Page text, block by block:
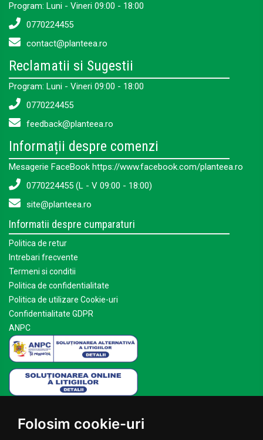
Folosim cookie-uri
Program: Luni - Vineri 09:00 - 18:00
0770224455
contact@planteea.ro
Reclamatii si Sugestii
Program: Luni - Vineri 09:00 - 18:00
0770224455
feedback@planteea.ro
Informații despre comenzi
Mesagerie FaceBook https://www.facebook.com/planteea.ro
0770224455 (L - V 09:00 - 18:00)
site@planteea.ro
Informatii despre cumparaturi
Politica de retur
Intrebari frecvente
Termeni si conditii
Politica de confidentialitate
Politica de utilizare Cookie-uri
Confidentialitate GDPR
ANPC
Acasa